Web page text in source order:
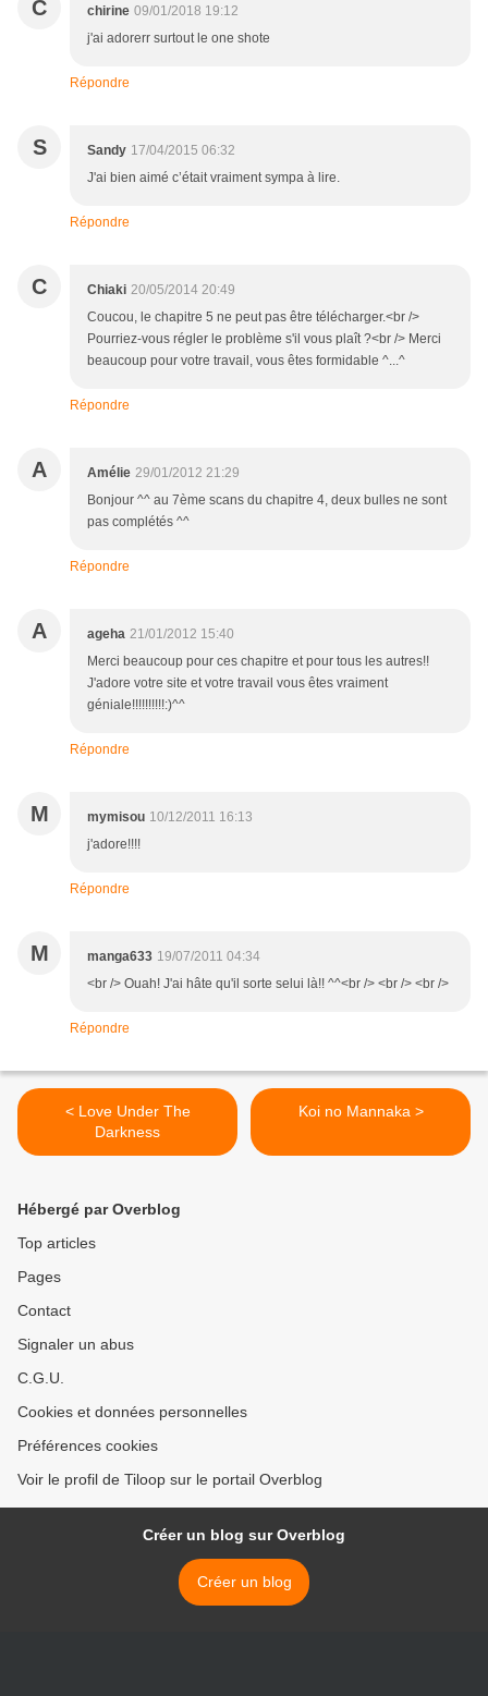
C chirine 09/01/2018 19:12
j'ai adorerr surtout le one shote
Répondre
S Sandy 17/04/2015 06:32
J'ai bien aimé c’était vraiment sympa à lire.
Répondre
C Chiaki 20/05/2014 20:49
Coucou, le chapitre 5 ne peut pas être télécharger.<br />
Pourriez-vous régler le problème s'il vous plaît ?<br /> Merci
beaucoup pour votre travail, vous êtes formidable ^...^
Répondre
A Amélie 29/01/2012 21:29
Bonjour ^^ au 7ème scans du chapitre 4, deux bulles ne sont
pas complétés ^^
Répondre
A ageha 21/01/2012 15:40
Merci beaucoup pour ces chapitre et pour tous les autres!!
J'adore votre site et votre travail vous êtes vraiment
géniale!!!!!!!!!!:)^^
Répondre
M mymisou 10/12/2011 16:13
j'adore!!!!
Répondre
M manga633 19/07/2011 04:34
<br /> Ouah! J'ai hâte qu'il sorte selui là!! ^^<br /> <br /> <br />
Répondre
< Love Under The
Darkness
Koi no Mannaka >
Hébergé par Overblog
Top articles
Pages
Contact
Signaler un abus
C.G.U.
Cookies et données personnelles
Préférences cookies
Voir le profil de Tiloop sur le portail Overblog
Créer un blog sur Overblog
Créer un blog